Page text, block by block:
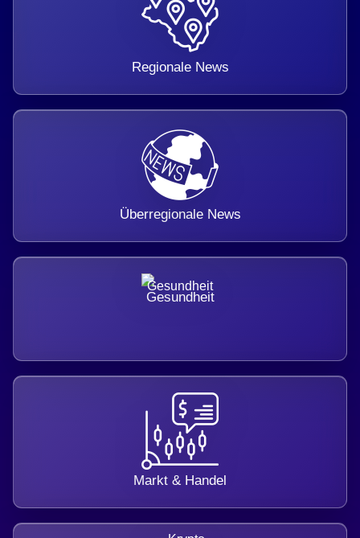
Regionale News
Überregionale News
Gesundheit
Markt & Handel